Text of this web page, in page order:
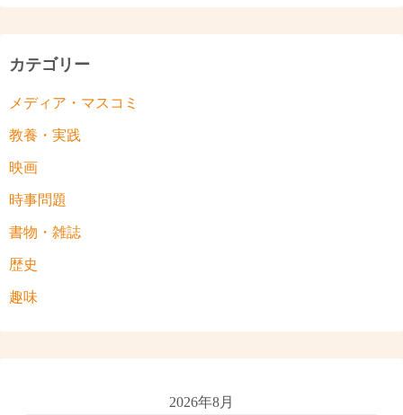
カテゴリー
メディア・マスコミ
教養・実践
映画
時事問題
書物・雑誌
歴史
趣味
2026年8月